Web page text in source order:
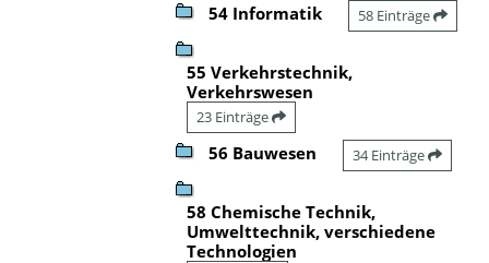
54 Informatik 58 Einträge
55 Verkehrstechnik,
Verkehrswesen
23 Einträge
56 Bauwesen 34 Einträge
58 Chemische Technik,
Umwelttechnik, verschiedene
Technologien